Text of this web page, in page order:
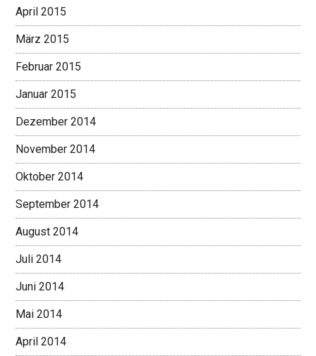
April 2015
März 2015
Februar 2015
Januar 2015
Dezember 2014
November 2014
Oktober 2014
September 2014
August 2014
Juli 2014
Juni 2014
Mai 2014
April 2014